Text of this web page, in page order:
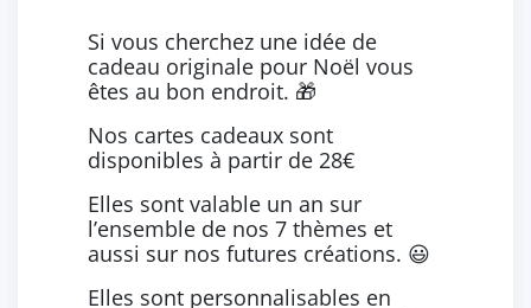
Si vous cherchez une idée de
cadeau originale pour Noël vous
êtes au bon endroit. 🎁
Nos cartes cadeaux sont
disponibles à partir de 28€
Elles sont valable un an sur
l’ensemble de nos 7 thèmes et
aussi sur nos futures créations. 😃
Elles sont personnalisables en